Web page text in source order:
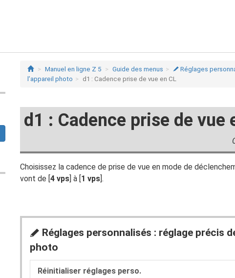
Manuel en ligne Z 5 Guide des menus A Réglages
l’appareil photo
d1 : Cadence prise de vue en CL
d1 : Cadence prise de vue
Choisissez la cadence de prise de vue en mode de
vont de [4 vps] à [1 vps].
A Réglages personnalisés : réglage précis
photo
Réinitialiser réglages perso.